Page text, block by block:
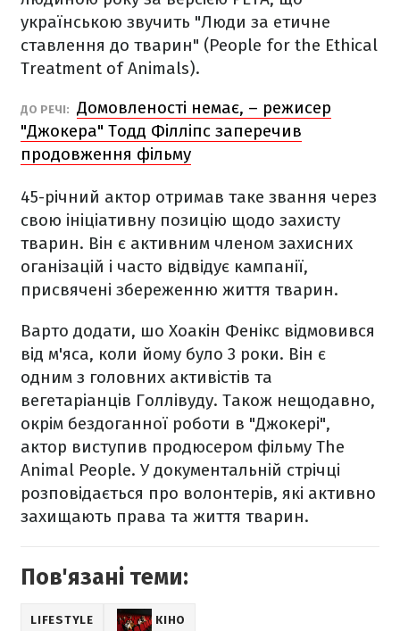
українською звучить "Люди за етичне
ставлення до тварин" (People for the Ethical
Treatment of Animals).
ДО РЕЧІ: Домовленості немає, – режисер
"Джокера" Тодд Філліпс заперечив
продовження фільму
45-річний актор отримав таке звання через
свою ініціативну позицію щодо захисту
тварин. Він є активним членом захисних
оганізацій і часто відвідує кампанії,
присвячені збереженню життя тварин.
Варто додати, шо Хоакін Фенікс відмовився
від м'яса, коли йому було 3 роки. Він є
одним з головних активістів та
вегетаріанців Голлівуду. Також нещодавно,
окрім бездоганної роботи в "Джокері",
актор виступив продюсером фільму The
Animal People. У документальній стрічці
розповідається про волонтерів, які активно
захищають права та життя тварин.
Пов'язані теми:
LIFESTYLE КІНО